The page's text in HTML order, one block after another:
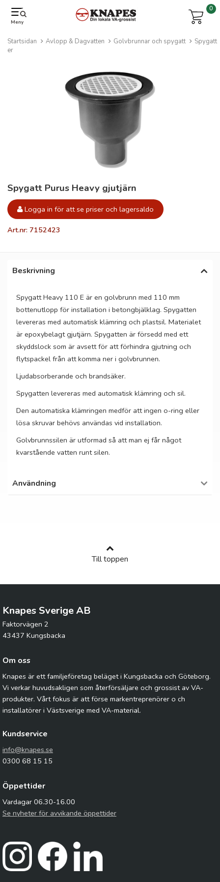
Meny
0
Startsidan Avlopp & Dagvatten Golvbrunnar och spygatt
Spygatt
er
Spygatt Purus Heavy gjutjärn
Logga in för att se priser och lagersaldo
Art.nr: 7152423
Beskrivning
Spygatt Heavy 110 E är en golvbrunn med 110 mm
bottenutlopp för installation i betongbjälklag. Spygatten
levereras med automatisk klämring och plastsil. Materialet
är epoxybelagt gjutjärn. Spygatten är försedd med ett
skyddslock som är avsett för att förhindra gjutning och
flytspackel från att komma ner i golvbrunnen.
Ljudabsorberande och brandsäker.
Spygatten levereras med automatisk klämring och sil.
Den automatiska klämringen medför att ingen o-ring eller
lösa skruvar behövs användas vid installation.
Golvbrunnssilen är utformad så att man ej får något
kvarstående vatten runt silen.
Användning
Till toppen
Knapes Sverige AB
Faktorvägen 2
43437 Kungsbacka
Om oss
Knapes är ett familjeföretag beläget i Kungsbacka och Göteborg.
Vi verkar huvudsakligen som återförsäljare och grossist av VA-
produkter. Vårt fokus är att förse markentreprenörer o ch
installatörer i Västsverige med VA-material.
Kundservice
info@knapes.se
0300 68 15 15
Öppettider
Vardagar 06.30-16.00
Se nyheter för avvikande öppettider